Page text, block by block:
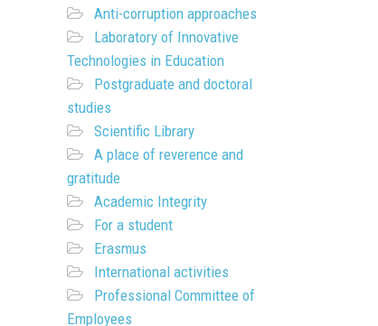
Anti-corruption approaches
Laboratory of Innovative
Technologies in Education
Postgraduate and doctoral
studies
Scientific Library
A place of reverence and
gratitude
Academic Integrity
For a student
Erasmus
International activities
Professional Committee of
Employees